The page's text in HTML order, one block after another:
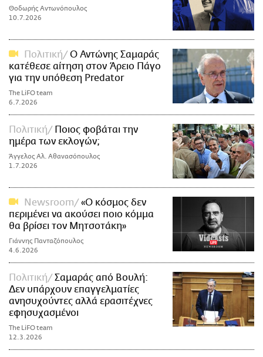
Θοδωρής Αντωνόπουλος
10.7.2026
Πολιτική
Ο Αντώνης Σαμαράς
κατέθεσε αίτηση στον Άρειο Πάγο
για την υπόθεση Predator
The LiFO team
6.7.2026
Πολιτική
Ποιος φοβάται την
ημέρα των εκλογών;
Άγγελος Αλ. Αθανασόπουλος
1.7.2026
Newsroom
«Ο κόσμος δεν
περιμένει να ακούσει ποιο κόμμα
θα βρίσει τον Μητσοτάκη»
Γιάννης Πανταζόπουλος
4.6.2026
Πολιτική
Σαμαράς από Βουλή:
Δεν υπάρχουν επαγγελματίες
ανησυχούντες αλλά ερασιτέχνες
εφησυχασμένοι
The LiFO team
12.3.2026